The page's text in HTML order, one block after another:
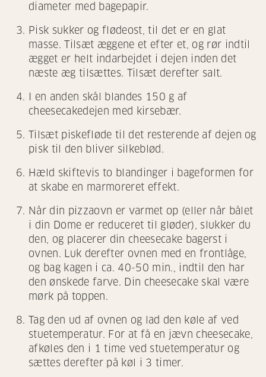
diameter med bagepapir.
Pisk sukker og flødeost, til det er en glat
masse. Tilsæt æggene et efter et, og rør indtil
ægget er helt indarbejdet i dejen inden det
næste æg tilsættes. Tilsæt derefter salt.
I en anden skål blandes 150 g af
cheesecakedejen med kirsebær.
Tilsæt piskefløde til det resterende af dejen og
pisk til den bliver silkeblød.
Hæld skiftevis to blandinger i bageformen for
at skabe en marmoreret effekt.
Når din pizzaovn er varmet op (eller når bålet
i din Dome er reduceret til gløder), slukker du
den, og placerer din cheesecake bagerst i
ovnen. Luk derefter ovnen med en frontlåge,
og bag kagen i ca. 40-50 min., indtil den har
den ønskede farve. Din cheesecake skal være
mørk på toppen.
Tag den ud af ovnen og lad den køle af ved
stuetemperatur. For at få en jævn cheesecake,
afkøles den i 1 time ved stuetemperatur og
sættes derefter på køl i 3 timer.